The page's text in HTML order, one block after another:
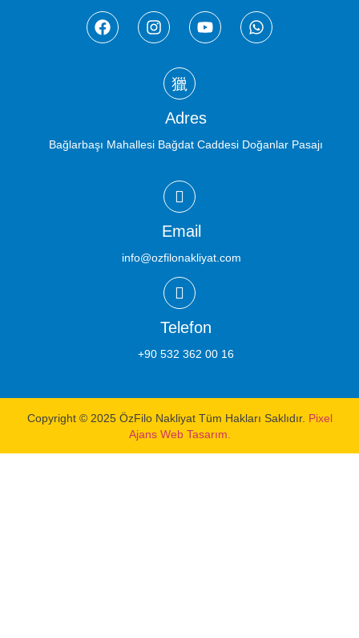
Adres
Bağlarbaşı Mahallesi Bağdat Caddesi Doğanlar Pasajı
Email
info@ozfilonakliyat.com
Telefon
+90 532 362 00 16
Copyright © 2025 ÖzFilo Nakliyat Tüm Hakları Saklıdır. Pixel
Ajans Web Tasarım.